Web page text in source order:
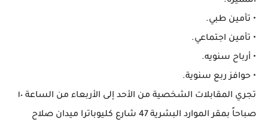
• تأمين طبي.
• تأمين اجتماعي.
• أرباح سنويه.
• حوافز ربع سنوية.
تجري المقابلات الشخصية من الأحد إلى الأربعاء من الساعة ١٠
صباحاً بمقر الموارد البشرية 47 شارع كليوباترا ميدان صلاح